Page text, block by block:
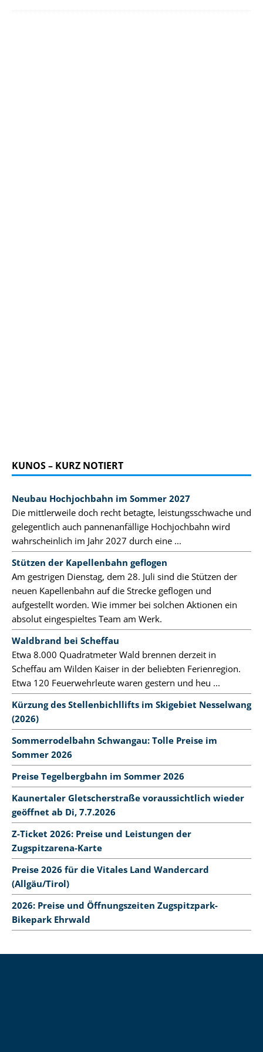
KUNOS – KURZ NOTIERT
Neubau Hochjochbahn im Sommer 2027
Die mittlerweile doch recht betagte, leistungsschwache und
gelegentlich auch pannenanfällige Hochjochbahn wird
wahrscheinlich im Jahr 2027 durch eine ...
Stützen der Kapellenbahn geflogen
Am gestrigen Dienstag, dem 28. Juli sind die Stützen der
neuen Kapellenbahn auf die Strecke geflogen und
aufgestellt worden. Wie immer bei solchen Aktionen ein
absolut eingespieltes Team am Werk.
Waldbrand bei Scheffau
Etwa 8.000 Quadratmeter Wald brennen derzeit in
Scheffau am Wilden Kaiser in der beliebten Ferienregion.
Etwa 120 Feuerwehrleute waren gestern und heu ...
Kürzung des Stellenbichllifts im Skigebiet Nesselwang
(2026)
Sommerrodelbahn Schwangau: Tolle Preise im
Sommer 2026
Preise Tegelbergbahn im Sommer 2026
Kaunertaler Gletscherstraße voraussichtlich wieder
geöffnet ab Di, 7.7.2026
Z-Ticket 2026: Preise und Leistungen der
Zugspitzarena-Karte
Preise 2026 für die Vitales Land Wandercard
(Allgäu/Tirol)
2026: Preise und Öffnungszeiten Zugspitzpark-
Bikepark Ehrwald